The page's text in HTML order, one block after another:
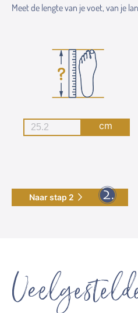
Meet de lengte van je voet, van je
cm
Naar stap 2